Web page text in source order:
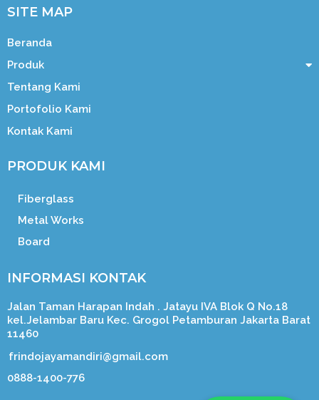
SITE MAP
Beranda
Produk
Tentang Kami
Portofolio Kami
Kontak Kami
PRODUK KAMI
Fiberglass
Metal Works
Board
INFORMASI KONTAK
Jalan Taman Harapan Indah . Jatayu IVA Blok Q No.18
kel.Jelambar Baru Kec. Grogol Petamburan Jakarta Barat
11460
frindojayamandiri@gmail.com
0888-1400-776